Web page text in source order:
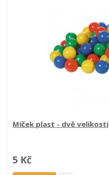
Míček plast - dvě velikosti
5 Kč